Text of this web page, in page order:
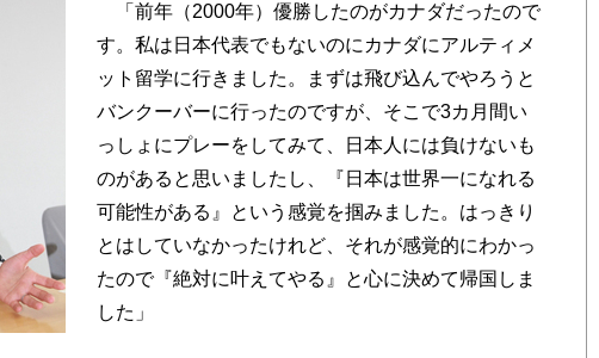
「前年（2000年）優勝したのがカナダだったので
す。私は日本代表でもないのにカナダにアルティメ
ット留学に行きました。まずは飛び込んでやろうと
バンクーバーに行ったのですが、そこで3カ月間い
っしょにプレーをしてみて、日本人には負けないも
のがあると思いましたし、『日本は世界一になれる
可能性がある』という感覚を掴みました。はっきり
とはしていなかったけれど、それが感覚的にわかっ
たので『絶対に叶えてやる』と心に決めて帰国しま
した」